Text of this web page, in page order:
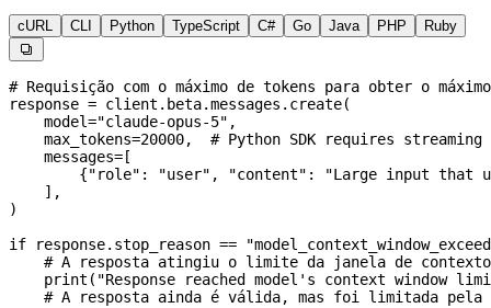
cURL CLI Python TypeScript C# Go Java PHP Ruby

# Requisição com o máximo de tokens para obter o
response = client.beta.messages.create(
    model
="claude-opus-5" ,
    max_tokens
=20000, # Python SDK requires streaming
    messages
= [
        {
"role" : "user" , "content" :
"Large input that
    ],
)
if response.stop_reason ==
# A resposta atingiu o limite da janela de
    print
( "Response reached model's context window
# A resposta ainda é válida, mas foi limitada pela